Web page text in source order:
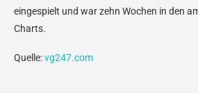
eingespielt und war zehn Wochen in den
Charts.
Quelle:vg247.com